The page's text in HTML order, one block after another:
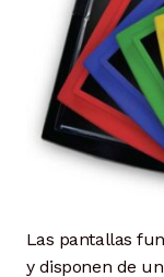
Las pantallas
y disponen de